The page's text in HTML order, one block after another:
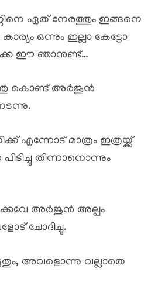
ഏത് നേരത്തും ഇങ്ങനെ
ഒന്നും ഇല്ലാ കേട്ടോ
ഈ ഞാനുണ്ട്…
കൊണ്ട് അർജുൻ
നടന്നു.
എന്നോട് മാത്രം ഇത്രയ്ക്ക്
തിന്നാനൊന്നും
അർജുൻ അല്പം
ചോദിച്ചു.
അവളൊന്നു വല്ലാതെ